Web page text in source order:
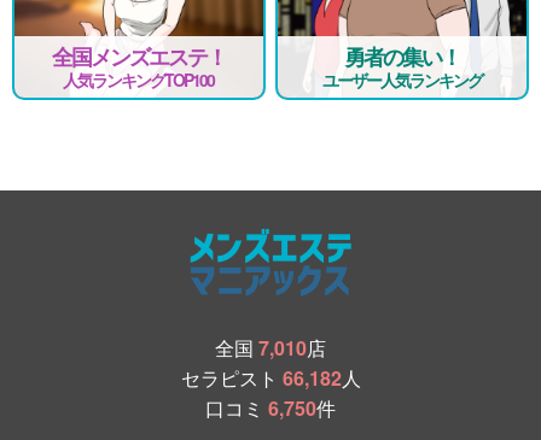
全国メンズエステ！
人気ランキングTOP100
勇者の集い！
ユーザー人気ランキング
全国 7,010店
セラピスト 66,182人
口コミ 6,750件